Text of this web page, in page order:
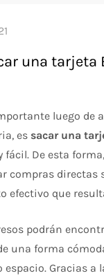
una tarjeta
luego de
es sacar una
De esta
compras directas
efectivo que
podrán
una forma
espacio. Gracias a